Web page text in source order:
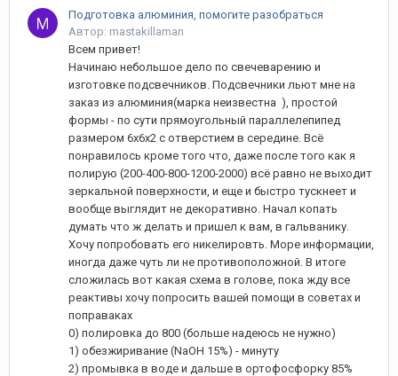
Подготовка алюминия, помогите разобраться
Автор: mastakillaman
Всем привет!
Начинаю небольшое дело по свечеварению и
изготовке подсвечников. Подсвечники льют мне на
заказ из алюминия(марка неизвестна ), простой
формы - по сути прямоугольный параллелепипед
размером 6х6х2 с отверстием в середине. Всё
понравилось кроме того что, даже после того как я
полирую (200-400-800-1200-2000) всё равно не выходит
зеркальной поверхности, и еще и быстро тускнеет и
вообще выглядит не декоративно. Начал копать
думать что ж делать и пришел к вам, в гальванику.
Хочу попробовать его никелировть. Море информации,
иногда даже чуть ли не противоположной. В итоге
сложилась вот какая схема в голове, пока жду все
реактивы хочу попросить вашей помощи в советах и
поправаках
0) полировка до 800 (больше надеюсь не нужно)
1) обезжиривание (NaOH 15%) - минуту
2) промывка в воде и дальше в ортофосфорку 85%